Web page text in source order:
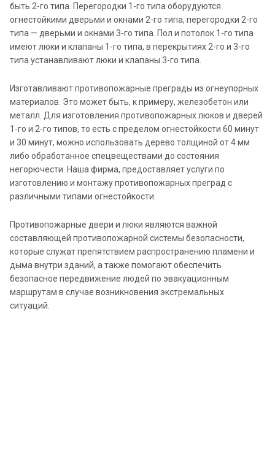
быть 2-го типа. Перегородки 1-го типа оборудуются
огнестойкими дверьми и окнами 2-го типа, перегородки 2-го
типа — дверьми и окнами 3-го типа. Пол и потолок 1-го типа
имеют люки и клапаны 1-го типа, в перекрытиях 2-го и 3-го
типа устанавливают люки и клапаны 3-го типа.
Изготавливают противопожарные преграды из огнеупорных
материалов. Это может быть, к примеру, железобетон или
металл. Для изготовления противопожарных люков и дверей
1-го и 2-го типов, то есть с пределом огнестойкости 60 минут
и 30 минут, можно использовать дерево толщиной от 4 мм
либо обработанное спецвеществами до состояния
негорючести. Наша фирма, предоставляет услуги по
изготовлению и монтажу противопожарных преград с
различными типами огнестойкости.
Противопожарные двери и люки являются важной
составляющей противопожарной системы безопасности,
которые служат препятствием распространению пламени и
дыма внутри зданий, а также помогают обеспечить
безопасное передвижение людей по эвакуационным
маршрутам в случае возникновения экстремальных
ситуаций.